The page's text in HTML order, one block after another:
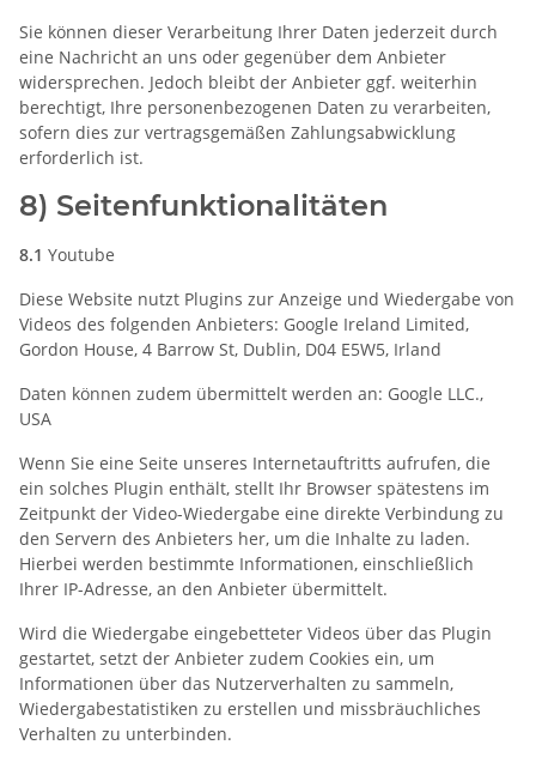
Sie können dieser Verarbeitung Ihrer Daten jederzeit durch
eine Nachricht an uns oder gegenüber dem Anbieter
widersprechen. Jedoch bleibt der Anbieter ggf. weiterhin
berechtigt, Ihre personenbezogenen Daten zu verarbeiten,
sofern dies zur vertragsgemäßen Zahlungsabwicklung
erforderlich ist.
8) Seitenfunktionalitäten
8.1 Youtube
Diese Website nutzt Plugins zur Anzeige und Wiedergabe von
Videos des folgenden Anbieters: Google Ireland Limited,
Gordon House, 4 Barrow St, Dublin, D04 E5W5, Irland
Daten können zudem übermittelt werden an: Google LLC.,
USA
Wenn Sie eine Seite unseres Internetauftritts aufrufen, die
ein solches Plugin enthält, stellt Ihr Browser spätestens im
Zeitpunkt der Video-Wiedergabe eine direkte Verbindung zu
den Servern des Anbieters her, um die Inhalte zu laden.
Hierbei werden bestimmte Informationen, einschließlich
Ihrer IP-Adresse, an den Anbieter übermittelt.
Wird die Wiedergabe eingebetteter Videos über das Plugin
gestartet, setzt der Anbieter zudem Cookies ein, um
Informationen über das Nutzerverhalten zu sammeln,
Wiedergabestatistiken zu erstellen und missbräuchliches
Verhalten zu unterbinden.